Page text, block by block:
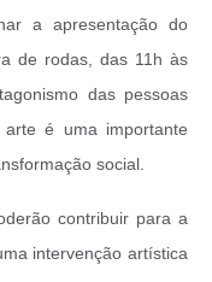
a apresentação do
de rodas, das 11h às
das pessoas
é uma importante
social.
contribuir para a
intervenção artística